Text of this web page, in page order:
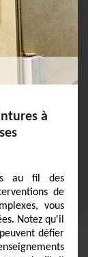
à
au fil des
de
vous
Notez qu'il
défier